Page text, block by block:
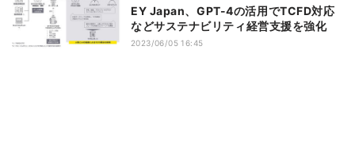
EY Japan、GPT-4の活用でTCFD対応
などサステナビリティ経営支援を強化
2023/06/05 16:45